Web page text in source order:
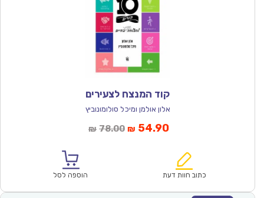
קוד המנצח לצעירים
אלון אולמן ומיכל סולומונוביץ
₪ 78.00המחיר
₪78.00.
₪ 54.90המחיר
הוא:
כתוב חוות דעת הוספה לסל